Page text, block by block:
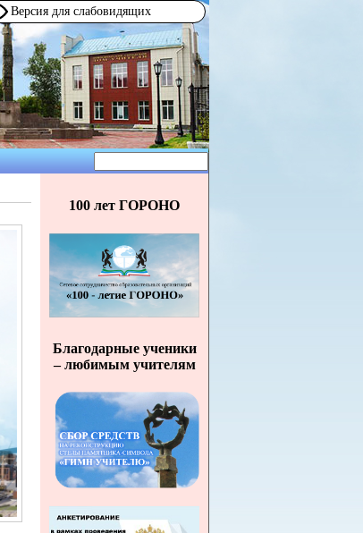
Версия для слабовидящих
Форма
поиска
100 лет ГОРОНО
Благодарные ученики
– любимым учителям